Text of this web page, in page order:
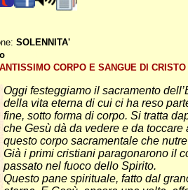
SOLENNITA'
CORPO E SANGUE DI CRISTO
Oggi festeggiamo il sacramento
della vita eterna di cui ci ha reso
fine, sotto forma di corpo. Si tratta
che Gesù dà da vedere e da
questo corpo sacramentale che
Già i primi cristiani paragonarono il
passato nel fuoco dello Spirito.
Questo pane spirituale, fatto dal